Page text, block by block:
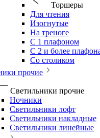
Торшеры
Для чтения
Изогнутые
На треноге
С 1 плафоном
С 2 и более
Со столиком
прочие
Светильники прочие
Ночники
Светильники лофт
Светильники накладные
Светильники линейные